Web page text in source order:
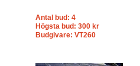
Antal bud: 4
Högsta bud: 300 kr
Budgivare: VT260